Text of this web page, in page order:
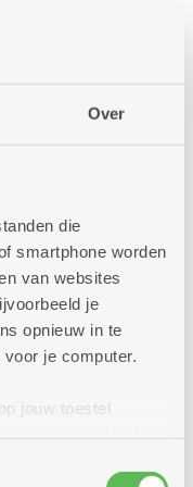
Over
die
smartphone worden
van websites
je
opnieuw in te
je computer.
jouw toestel
moestuin en een
is een
endienst